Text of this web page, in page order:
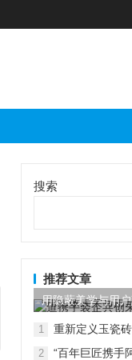
搜索
推荐文章
用隐蔽美学与用
管道携手装企共
1
重新定义玉瓷
2
“百年巨匠携手